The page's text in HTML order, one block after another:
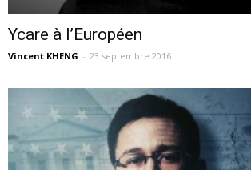
Ycare à l’Européen
Vincent KHENG - 23 septembre 2016